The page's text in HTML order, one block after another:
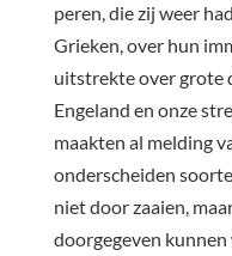
peren, die zij weer
Grieken, over hun
uitstrekte over grote
Engeland en onze
maakten al melding
onderscheiden
niet door zaaien,
doorgegeven